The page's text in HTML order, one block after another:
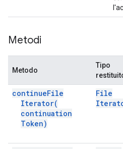
Metodi
Metodo
Tipo
continueFile
Iterator(
continuation
Token)
File